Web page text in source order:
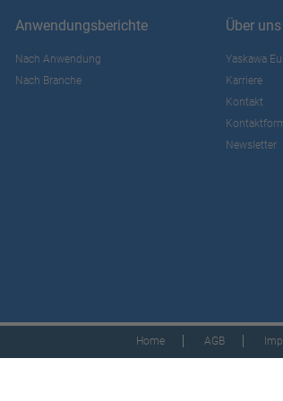
Anwendungsberichte
Nach Anwendung
Nach Branche
Über uns
Yaskawa
Karriere
Kontakt
Newsletter
Home AGB